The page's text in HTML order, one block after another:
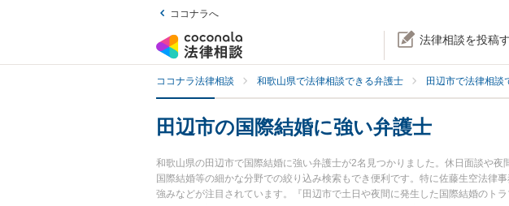
ココナラへ
法律相談を投稿
ココナラ法律相談 和歌山県で法律相談できる弁護士 田辺市で法律相談
田辺市の国際結婚に強い弁護士
和歌山県の田辺市で国際結婚に強い弁護士が2名見つかりました。休日面談や
国際結婚等の細かな分野での絞り込み検索もでき便利です。特に佐藤生空法律
強みなどが注目されています。『田辺市で土日や夜間に発生した国際結婚のト